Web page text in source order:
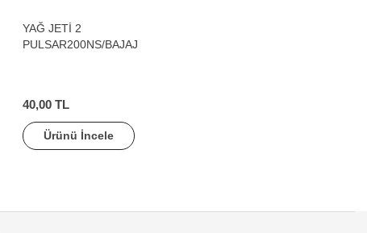
YAĞ JETİ 2
PULSAR200NS/BAJAJ
40,00 TL
Ürünü İncele